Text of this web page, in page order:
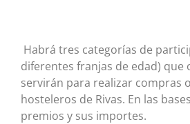
Habrá tres categorías de
diferentes franjas de edad) que
servirán para realizar compras
hosteleros de Rivas. En las
premios y sus importes.